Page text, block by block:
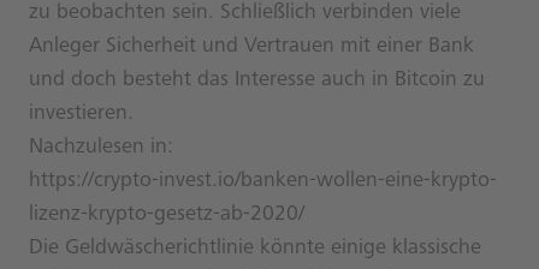
zu beobachten sein. Schließlich verbinden viele
Anleger Sicherheit und Vertrauen mit einer Bank
und doch besteht das Interesse auch in Bitcoin zu
investieren.
Nachzulesen in:
https://crypto-invest.io/banken-wollen-eine-krypto-
lizenz-krypto-gesetz-ab-2020/
Die Geldwäscherichtlinie könnte einige klassische